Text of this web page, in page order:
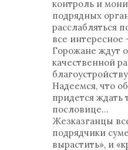
контроль и
подрядных
расслабляться
все
Горожане ждут
качественной
Надеемся, что
придется ждать
пословице…
Жезказганцы
подрядчики
вырастить», и